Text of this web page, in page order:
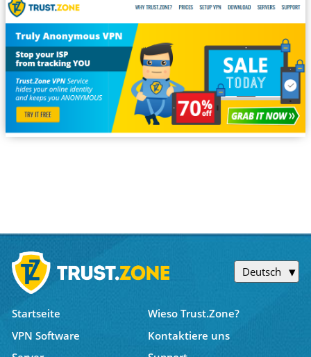
Deutsch
Startseite
Wieso Trust.Zone?
VPN Software
Kontaktiere uns